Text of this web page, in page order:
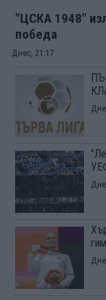
"ЦСКА 1948"
победа
Днес, 21:17